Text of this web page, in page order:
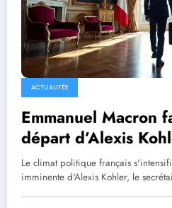
ACTUALITÉS
Emmanuel Macron
départ d’Alexis
acolyte de l’Elysée
Le climat politique français
imminente d'Alexis Kohler, le